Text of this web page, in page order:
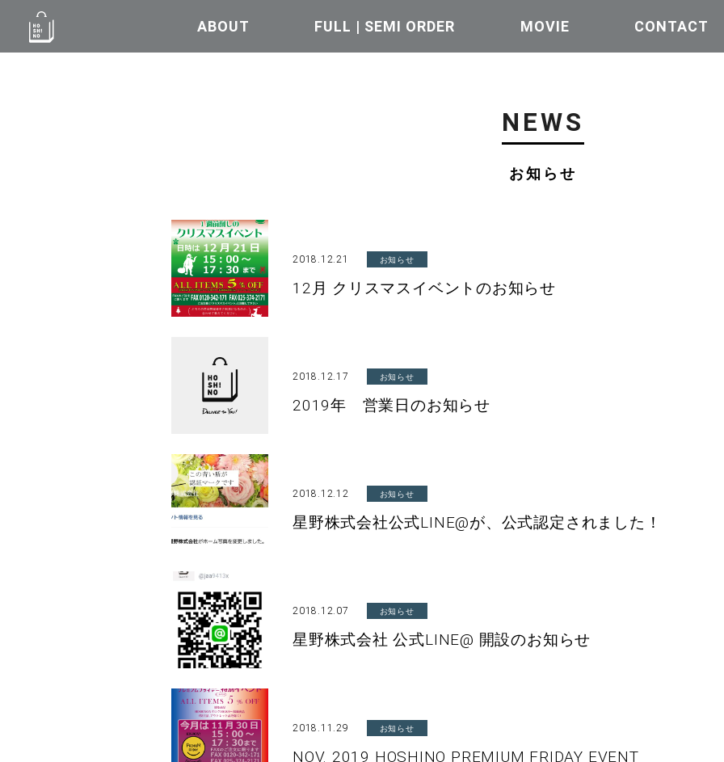
ABOUT FULL | SEMI ORDER MOVIE CONTACT
NEWS
お知らせ
2018.12.21 お知らせ
12月 クリスマスイベントのお知らせ
2018.12.17 お知らせ
2019年 営業日のお知らせ
2018.12.12 お知らせ
星野株式会社公式LINE@が、公式認定されました！
2018.12.07 お知らせ
星野株式会社 公式LINE@ 開設のお知らせ
2018.11.29 お知らせ
NOV. 2019 HOSHINO PREMIUM FRIDAY EVENT